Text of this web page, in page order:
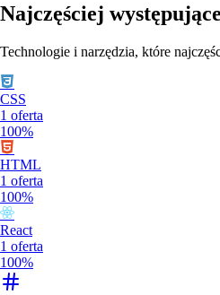
Najczęściej
Technologie i narzędzia, które
CSS
1 oferta
100%
HTML
1 oferta
100%
React
1 oferta
100%